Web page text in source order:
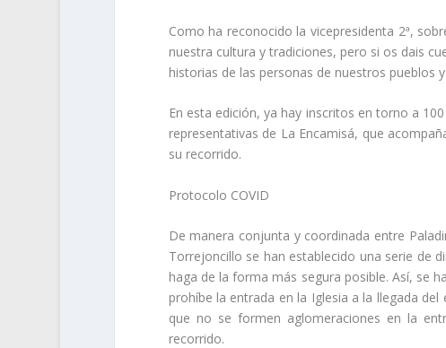
Como ha reconocido la vicepresidenta 2ª,
nuestra cultura y tradiciones, pero si os dais
historias de las personas de nuestros pueblos
En esta edición, ya hay inscritos en torno a 100
representativas de La Encamisá, que
su recorrido.
Protocolo COVID
De manera conjunta y coordinada entre
Torrejoncillo se han establecido una serie de
haga de la forma más segura posible. Así, se
prohíbe la entrada en la Iglesia a la llegada del
que no se formen aglomeraciones en la
recorrido.